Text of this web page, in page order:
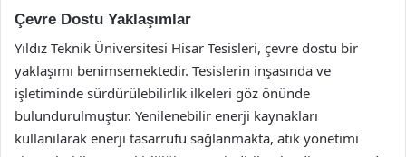
Çevre Dostu Yaklaşımlar
Yıldız Teknik Üniversitesi Hisar Tesisleri, çevre dostu bir
yaklaşımı benimsemektedir. Tesislerin inşasında ve
işletiminde sürdürülebilirlik ilkeleri göz önünde
bulundurulmuştur. Yenilenebilir enerji kaynakları
kullanılarak enerji tasarrufu sağlanmakta, atık yönetimi